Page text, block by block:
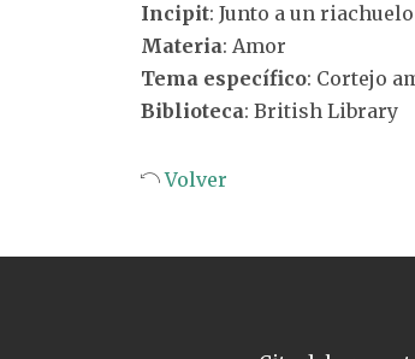
Incipit: Junto a un riachuelo
Materia: Amor
Tema específico: Cortejo
Biblioteca: British Library
Volver